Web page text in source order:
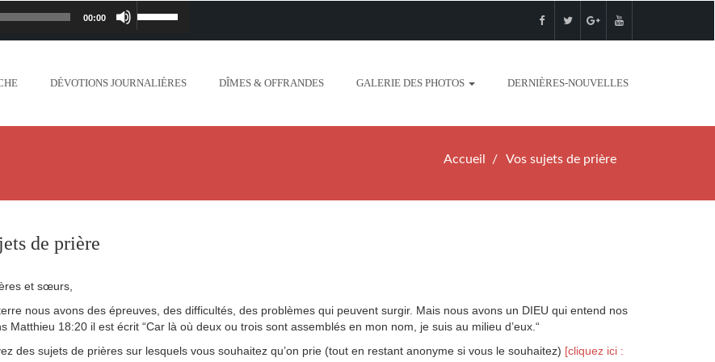
Lecteur 00:00 Utilisez
wp-
du-seigneur-mappelle.mp3
2018/06/Dieu-tout-puissant.mp3
uploads/2018/06/Cantique-tel-que-je-
DÉVOTIONS JOURNALIÈRES DÎMES & OFFRANDES GALERIE DES PHOTOS DERNIÈRES-NOUVELLES
Accueil Vos sujets de prière
de prière
et sœurs,
nous avons des épreuves, des difficultés, des problèmes qui peuvent surgir. Mais nous avons un DIEU qui entend nos
Matthieu 18:20 il est écrit “Car là où deux ou trois sont assemblés en mon nom, je suis au milieu d’eux. “
des sujets de prières sur lesquels vous souhaitez qu’on prie (tout en restant anonyme si vous le souhaitez) [cliquez ici :